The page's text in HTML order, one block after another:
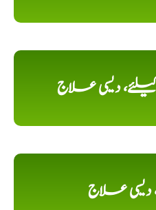
دیسی علاج
دیسی علاج